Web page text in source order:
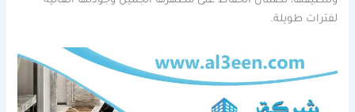
لفترات طويلة.